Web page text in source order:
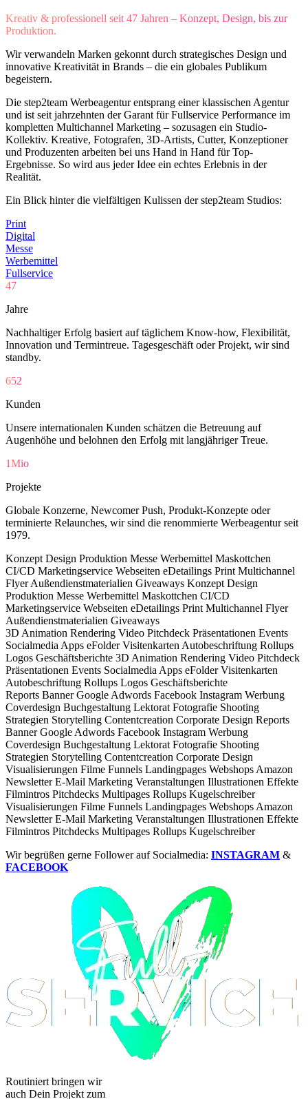
Kreativ & professionell seit 47 Jahren – Konzept, Design, bis zur
Produktion.
Wir verwandeln Marken gekonnt durch strategisches Design und
innovative Kreativität in Brands – die ein globales Publikum
begeistern.
Die step2team Werbeagentur entsprang einer klassischen Agentur
und ist seit jahrzehnten der Garant für Fullservice Performance im
kompletten Multichannel Marketing – sozusagen ein Studio-
Kollektiv. Kreative, Fotografen, 3D-Artists, Cutter, Konzeptioner
und Produzenten arbeiten bei uns Hand in Hand für Top-
Ergebnisse. So wird aus jeder Idee ein echtes Erlebnis in der
Realität.
Ein Blick hinter die vielfältigen Kulissen der step2team Studios:
Print
Digital
Messe
Werbemittel
Fullservice
47
Jahre
Nachhaltiger Erfolg basiert auf täglichem Know-how, Flexibilität,
Innovation und Termintreue. Tagesgeschäft oder Projekt, wir sind
standby.
652
Kunden
Unsere internationalen Kunden schätzen die Betreuung auf
Augenhöhe und belohnen den Erfolg mit langjähriger Treue.
1Mio
Projekte
Globale Konzerne, Newcomer Push, Produkt-Konzepte oder
terminierte Relaunches, wir sind die renommierte Werbeagentur seit
1979.
Konzept Design Produktion Messe Werbemittel Maskottchen
CI/CD Marketingservice Webseiten eDetailings Print Multichannel
Flyer Außendienstmaterialien Giveaways Konzept Design
Produktion Messe Werbemittel Maskottchen CI/CD
Marketingservice Webseiten eDetailings Print Multichannel Flyer
Außendienstmaterialien Giveaways
3D Animation Rendering Video Pitchdeck Präsentationen Events
Socialmedia Apps eFolder Visitenkarten Autobeschriftung Rollups
Logos Geschäftsberichte 3D Animation Rendering Video Pitchdeck
Präsentationen Events Socialmedia Apps eFolder Visitenkarten
Autobeschriftung Rollups Logos Geschäftsberichte
Reports Banner Google Adwords Facebook Instagram Werbung
Coverdesign Buchgestaltung Lektorat Fotografie Shooting
Strategien Storytelling Contentcreation Corporate Design Reports
Banner Google Adwords Facebook Instagram Werbung
Coverdesign Buchgestaltung Lektorat Fotografie Shooting
Strategien Storytelling Contentcreation Corporate Design
Visualisierungen Filme Funnels Landingpages Webshops Amazon
Newsletter E-Mail Marketing Veranstaltungen Illustrationen Effekte
Filmintros Pitchdecks Multipages Rollups Kugelschreiber
Visualisierungen Filme Funnels Landingpages Webshops Amazon
Newsletter E-Mail Marketing Veranstaltungen Illustrationen Effekte
Filmintros Pitchdecks Multipages Rollups Kugelschreiber
Wir begrüßen gerne Follower auf Socialmedia: INSTAGRAM &
FACEBOOK
Routiniert bringen wir
auch Dein Projekt zum